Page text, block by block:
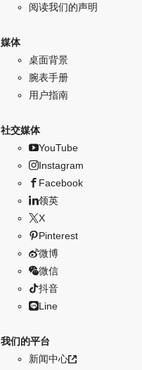
阅读我们的声明
媒体
桌面背景
腕表手册
用户指南
社交媒体
YouTube
Instagram
Facebook
领英
X
Pinterest
微博
微信
抖音
Line
我们的平台
新闻中心